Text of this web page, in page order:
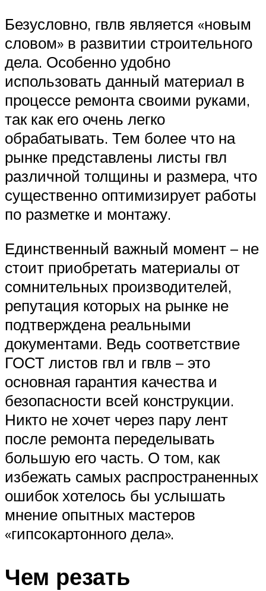
Безусловно, гвлв является «новым
словом» в развитии строительного
дела. Особенно удобно
использовать данный материал в
процессе ремонта своими руками,
так как его очень легко
обрабатывать. Тем более что на
рынке представлены листы гвл
различной толщины и размера, что
существенно оптимизирует работы
по разметке и монтажу.
Единственный важный момент – не
стоит приобретать материалы от
сомнительных производителей,
репутация которых на рынке не
подтверждена реальными
документами. Ведь соответствие
ГОСТ листов гвл и гвлв – это
основная гарантия качества и
безопасности всей конструкции.
Никто не хочет через пару лент
после ремонта переделывать
большую его часть. О том, как
избежать самых распространенных
ошибок хотелось бы услышать
мнение опытных мастеров
«гипсокартонного дела».
Чем резать